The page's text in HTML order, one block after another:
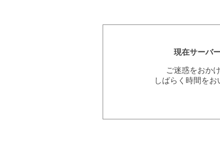
現在サーバ
ご迷惑をおか
しばらく時間を